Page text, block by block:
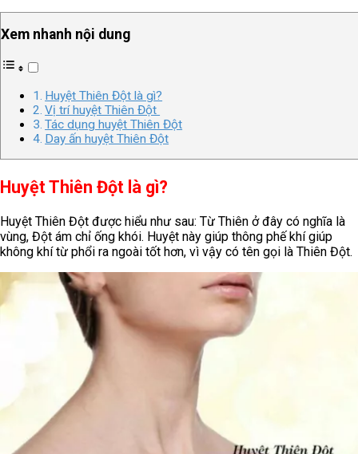
Xem nhanh nội dung
Huyệt Thiên Đột là gì?
Vị trí huyệt Thiên Đột
Tác dụng huyệt Thiên Đột
Day ấn huyệt Thiên Đột
Huyệt Thiên Đột là gì?
Huyệt Thiên Đột được hiểu như sau: Từ Thiên ở đây có nghĩa là
vùng, Đột ám chỉ ống khói. Huyệt này giúp thông phế khí giúp
không khí từ phổi ra ngoài tốt hơn, vì vậy có tên gọi là Thiên Đột.